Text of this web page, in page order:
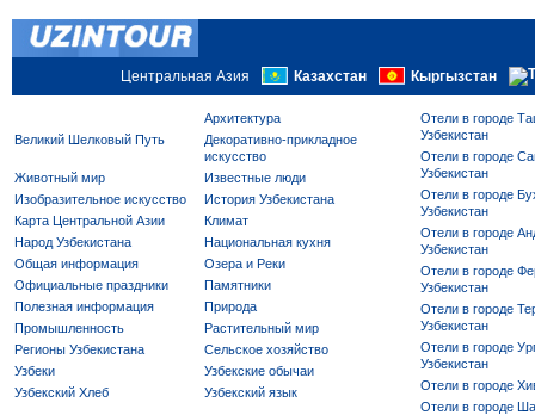
Центральная Азия Казахстан Кыргызстан
Архитектура
Великий Шелковый Путь
Декоративно-прикладное
искусство
Животный мир
Известные люди
Изобразительное искусство
История Узбекистана
Карта Центральной Азии
Климат
Народ Узбекистана
Национальная кухня
Общая информация
Озера и Реки
Официальные праздники
Памятники
Полезная информация
Природа
Промышленность
Растительный мир
Регионы Узбекистана
Сельское хозяйство
Узбеки
Узбекские обычаи
Узбекский Хлеб
Узбекский язык
Отели в городе
Узбекистан
Отели в городе
Узбекистан
Отели в городе
Узбекистан
Отели в городе
Узбекистан
Отели в городе
Узбекистан
Отели в городе
Узбекистан
Отели в городе
Узбекистан
Отели в городе
Отели в городе